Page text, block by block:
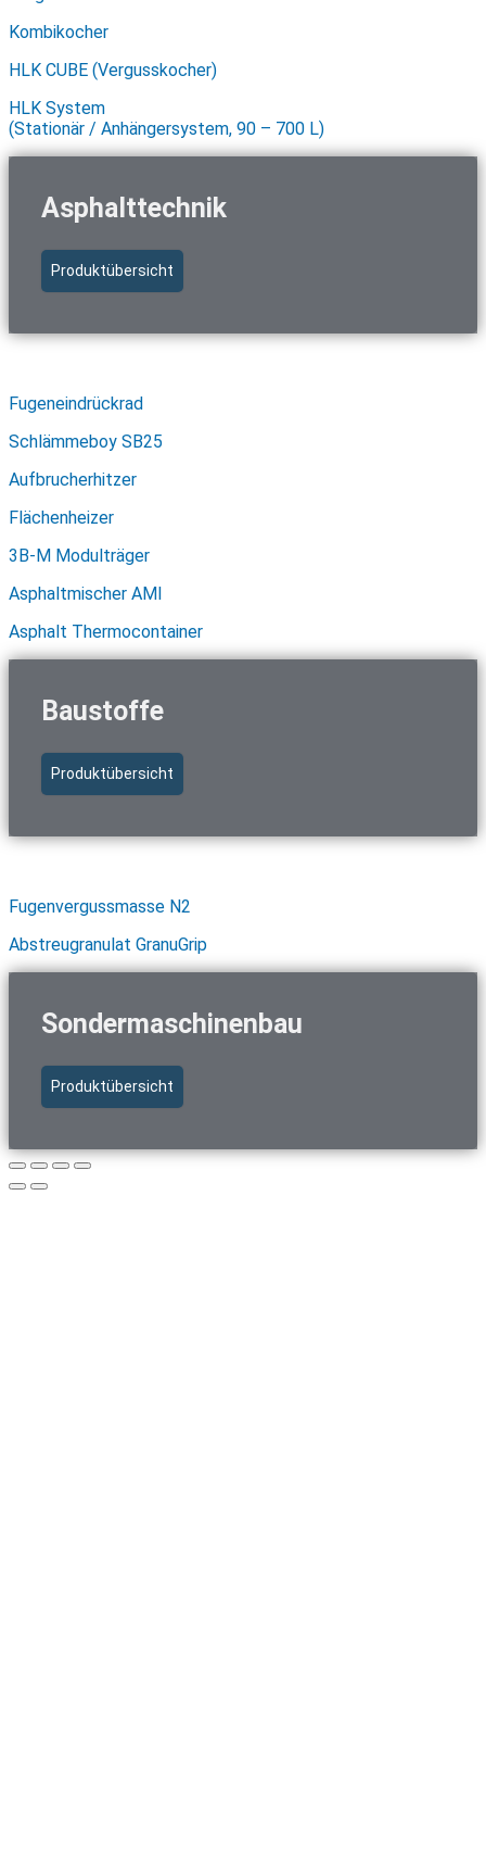
Kombikocher
HLK CUBE (Vergusskocher)
HLK System
(Stationär / Anhängersystem, 90 – 700 L)
Asphalttechnik
Produktübersicht
Fugeneindrückrad
Schlämmeboy SB25
Aufbrucherhitzer
Flächenheizer
3B-M Modulträger
Asphaltmischer AMI
Asphalt Thermocontainer
Baustoffe
Produktübersicht
Fugenvergussmasse N2
Abstreugranulat GranuGrip
Sondermaschinenbau
Produktübersicht